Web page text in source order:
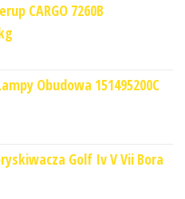
CARGO 7260B
Obudowa 151495200C
Golf Iv V Vii Bora